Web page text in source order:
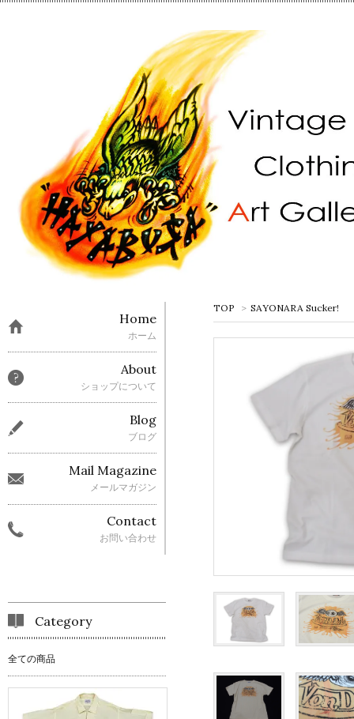
TOP > SAYONARA Sucker!
Home
ホーム
About
ショップについて
Blog
ブログ
Mail Magazine
メールマガジン
Contact
お問い合わせ
Category
全ての商品